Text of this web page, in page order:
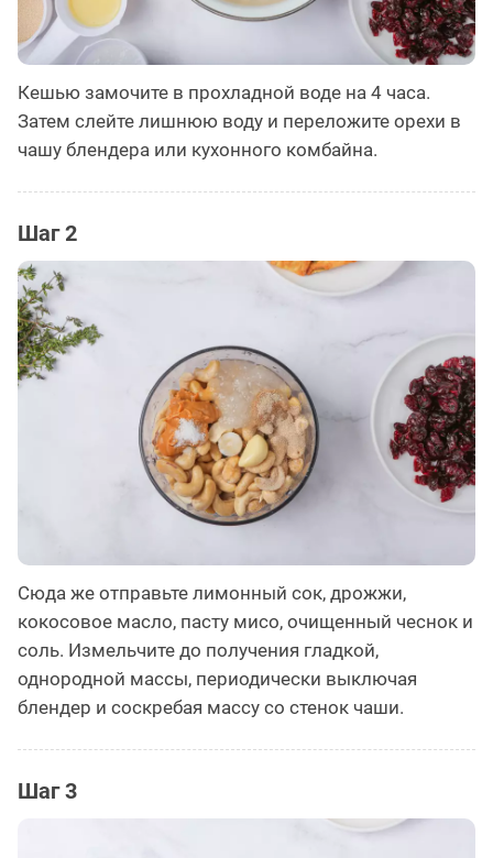
Кешью замочите в прохладной воде на 4 часа.
Затем слейте лишнюю воду и переложите орехи в
чашу блендера или кухонного комбайна.
Шаг 2
Сюда же отправьте лимонный сок, дрожжи,
кокосовое масло, пасту мисо, очищенный чеснок и
соль. Измельчите до получения гладкой,
однородной массы, периодически выключая
блендер и соскребая массу со стенок чаши.
Шаг 3